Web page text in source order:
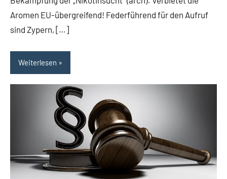
Aromen EU-übergreifend! Federführend für den Aufruf
sind Zypern, […]
Weiterlesen